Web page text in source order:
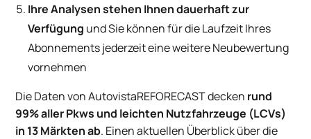
Ihre Analysen stehen Ihnen dauerhaft zur
Verfügung und Sie können für die Laufzeit Ihres
Abonnements jederzeit eine weitere Neubewertung
vornehmen
Die Daten von AutovistaREFORECAST decken rund
99% aller Pkws und leichten Nutzfahrzeuge (LCVs)
in 13 Märkten ab. Einen aktuellen Überblick über die